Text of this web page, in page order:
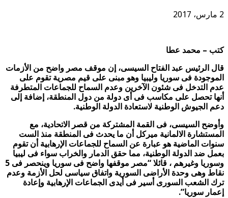
2 مارس، 2017
كتب – محمد عطا
قال الرئيس عبد الفتاح السيسى، إن موقف مصر واضح من الأزمات
الموجودة فى سوريا وليبيا وهو مبنى على قيم مصرية تقوم على
عدم التدخل فى شئون الآخرين وعدم السماح للجماعات المتطرفة
أنها تحصل على مكاسب فى أى دولة من دول المنطقة، إضافة إلى
دعم الجيوش الوطنية لاستعادة الدولة الوطنية.
وأوضح السيسى، فى القمة المشتركة من قصر الاتحادية، مع
المستشارة الالمانية ميركل أن ما يحدث فى المنطقة منذ الست
سنوات الماضية هو عبارة عن السماح للجماعات الإرهابية أن تقوم
بعمل ضد الدولة الوطنية، مما حقق الدمار والخراب سواء فى ليبيا
وسوريا وغيرهم ، قائلا “مصر موقفها واضح فى سوريا وينحصر فى 5
نقاط وهى وحدة الأراضى السورية واتفاق سياسى لحل الأزمة وعدم
ترك الشعب السورى أسير فى أيدى الجماعات الإرهابية وإعادة
إعمار سوريا”.